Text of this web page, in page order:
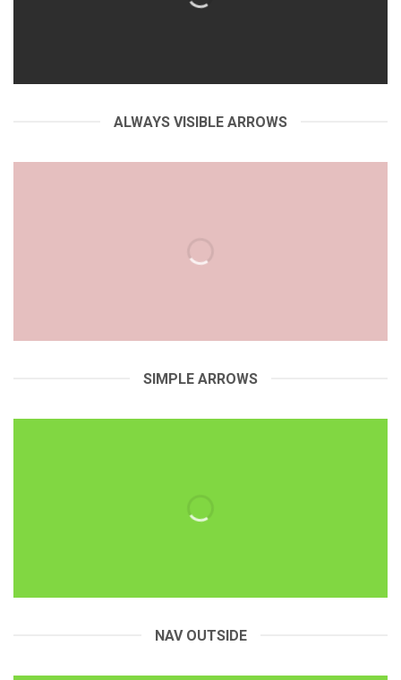
ALWAYS VISIBLE ARROWS
SIMPLE ARROWS
NAV OUTSIDE